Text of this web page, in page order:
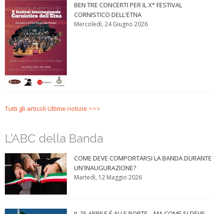
BEN TRE CONCERTI PER IL X° FESTIVAL
CORNISTICO DELL'ETNA
Mercoledì, 24 Giugno 2026
Tutti gli articoli Ultime notizie >>>
L’ABC della Banda
COME DEVE COMPORTARSI LA BANDA DURANTE
UN'INAUGURAZIONE?
Martedì, 12 Maggio 2026